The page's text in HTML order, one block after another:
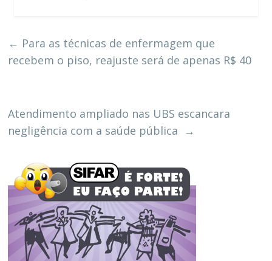
← Para as técnicas de enfermagem que
recebem o piso, reajuste será de apenas R$ 40
Atendimento ampliado nas UBS escancara
negligência com a saúde pública →